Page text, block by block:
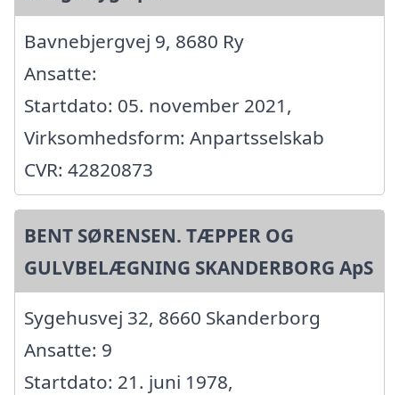
Bavnebjergvej 9, 8680 Ry
Ansatte:
Startdato: 05. november 2021,
Virksomhedsform: Anpartsselskab
CVR: 42820873
BENT SØRENSEN. TÆPPER OG
GULVBELÆGNING SKANDERBORG ApS
Sygehusvej 32, 8660 Skanderborg
Ansatte: 9
Startdato: 21. juni 1978,